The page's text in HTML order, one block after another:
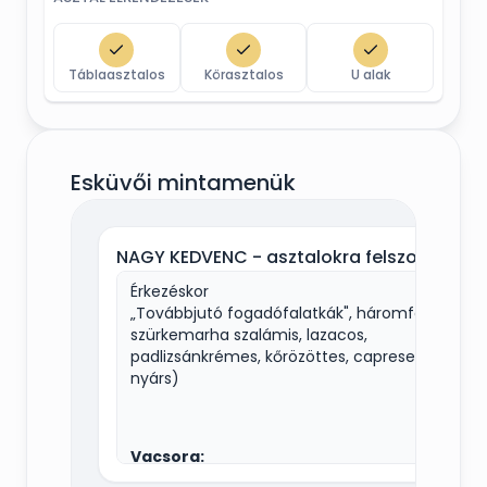
Táblaasztalos Körasztalos U alak
Esküvői mintamenük
Érkezéskor
„Továbbjutó fogadófalatkák", háromféle:
szürkemarha szalámis, lazacos,
padlizsánkrémes, kőrözöttes, caprese
nyárs)
Vacsora: